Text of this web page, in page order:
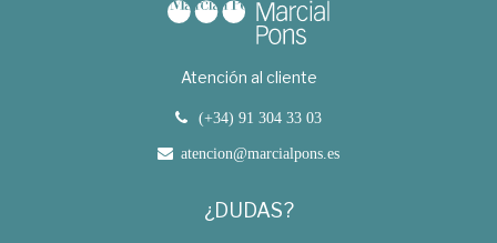
Atención al cliente
(+34) 91 304 33 03
atencion@marcialpons.es
¿DUDAS?